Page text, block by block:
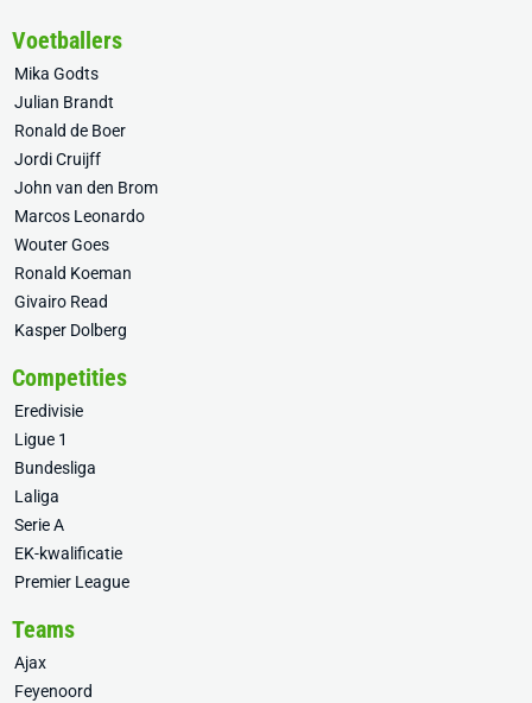
Voetballers
Mika Godts
Julian Brandt
Ronald de Boer
Jordi Cruijff
John van den Brom
Marcos Leonardo
Wouter Goes
Ronald Koeman
Givairo Read
Kasper Dolberg
Competities
Eredivisie
Ligue 1
Bundesliga
Laliga
Serie A
EK-kwalificatie
Premier League
Teams
Ajax
Feyenoord